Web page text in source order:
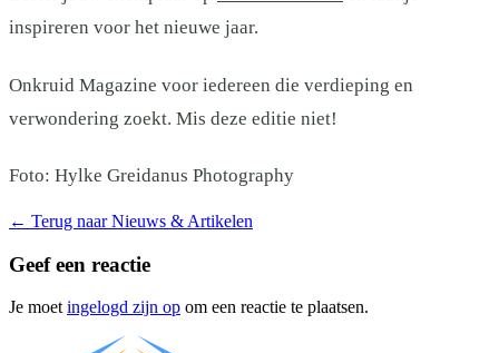
inspireren voor het nieuwe jaar.
Onkruid Magazine voor iedereen die verdieping en
verwondering zoekt. Mis deze editie niet!
Foto: Hylke Greidanus Photography
← Terug naar Nieuws & Artikelen
Geef een reactie
Je moet ingelogd zijn op om een reactie te plaatsen.